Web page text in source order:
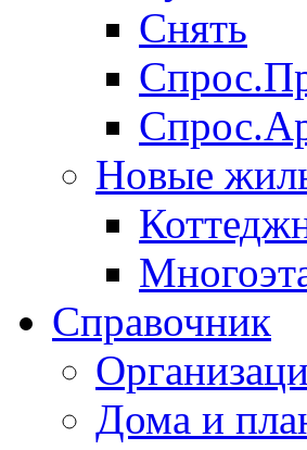
Снять
Новые
Справочник
Дома и